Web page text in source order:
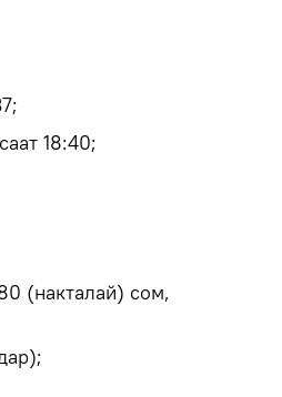
18:40;
(накталай) сом,